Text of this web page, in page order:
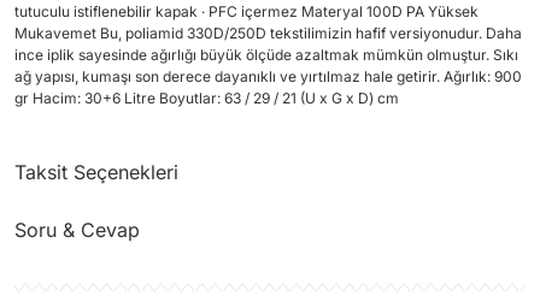
tutuculu istiflenebilir kapak · PFC içermez Materyal 100D PA Yüksek
Mukavemet Bu, poliamid 330D/250D tekstilimizin hafif versiyonudur. Daha
ince iplik sayesinde ağırlığı büyük ölçüde azaltmak mümkün olmuştur. Sıkı
ağ yapısı, kumaşı son derece dayanıklı ve yırtılmaz hale getirir. Ağırlık: 900
gr Hacim: 30+6 Litre Boyutlar: 63 / 29 / 21 (U x G x D) cm
Taksit Seçenekleri
Soru & Cevap